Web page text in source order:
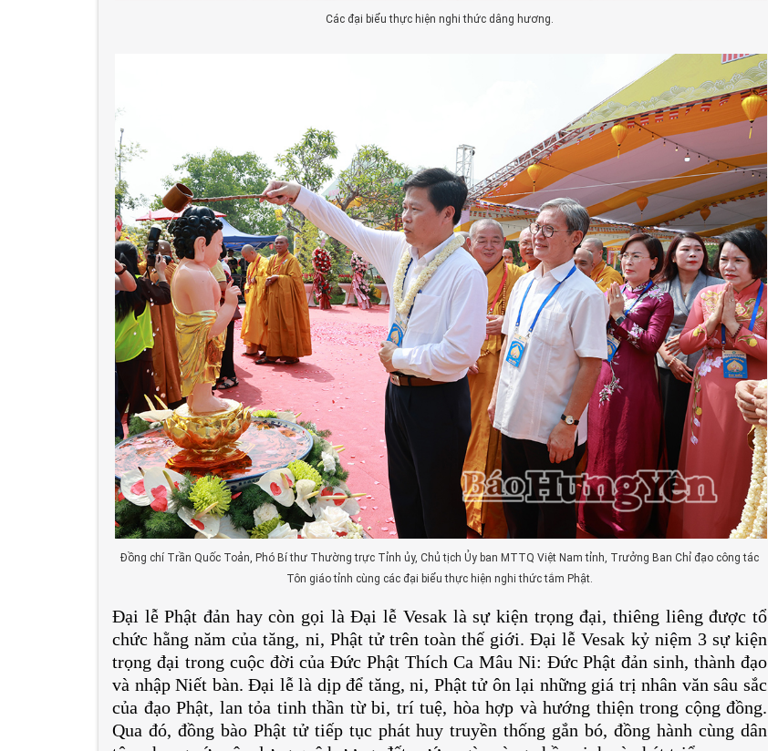
Các đại biểu thực hiện nghi thức dâng hương.
Đồng chí Trần Quốc Toản, Phó Bí thư Thường trực Tỉnh ủy, Chủ tịch Ủy ban MTTQ Việt Nam tỉnh, Trưởng Ban Chỉ đạo công tác
Tôn giáo tỉnh cùng các đại biểu thực hiện nghi thức tắm Phật.
Đại lễ Phật đản hay còn gọi là Đại lễ Vesak là sự kiện trọng đại, thiêng liêng được tổ
chức hằng năm của tăng, ni, Phật tử trên toàn thế giới. Đại lễ Vesak kỷ niệm 3 sự kiện
trọng đại trong cuộc đời của Đức Phật Thích Ca Mâu Ni: Đức Phật đản sinh, thành đạo
và nhập Niết bàn. Đại lễ là dịp để tăng, ni, Phật tử ôn lại những giá trị nhân văn sâu sắc
của đạo Phật, lan tỏa tinh thần từ bi, trí tuệ, hòa hợp và hướng thiện trong cộng đồng.
Qua đó, đồng bào Phật tử tiếp tục phát huy truyền thống gắn bó, đồng hành cùng dân